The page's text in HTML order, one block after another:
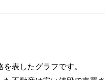
表したグラフです。